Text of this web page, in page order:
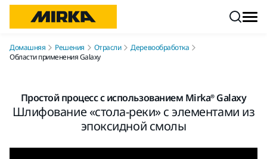
Домашняя Решения Отрасли
Деревообработка
Области применения Galaxy
Простой процесс с использованием Mirka® Galaxy
Шлифование «стола-реки» с элементами из
эпоксидной смолы